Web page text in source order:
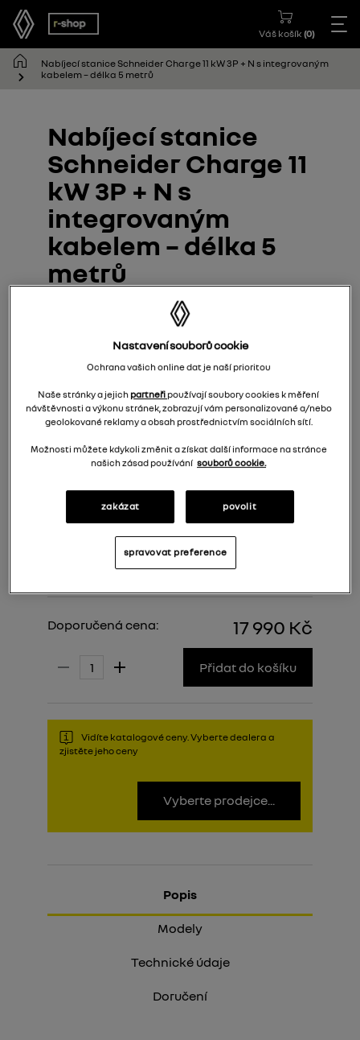
Váš košík (0)
Nabíjecí stanice Schneider Charge 11 kW 3P + N s integrovaným
kabelem – délka 5 metrů
Nabíjecí stanice
Schneider Charge 11
kW 3P + N s
integrovaným
kabelem – délka 5
metrů
Doporučená cena: 17 990 Kč
Přidat do košíku
Vidíte katalogové ceny. Vyberte dealera a
zjistěte jeho ceny
Vyberte prodejce...
Popis
Modely
Technické údaje
Doručení
Nastavení souborů cookie
Ochrana vašich online dat je naší prioritou
Naše stránky a jejich partneři používají soubory cookies k měření
návštěvnosti a výkonu stránek, zobrazují vám personalizované a/nebo
geolokované reklamy a obsah prostřednictvím sociálních sítí.
Možnosti můžete kdykoli změnit a získat další informace na stránce
našich zásad používání souborů cookie.
zakázat povolit
spravovat preference